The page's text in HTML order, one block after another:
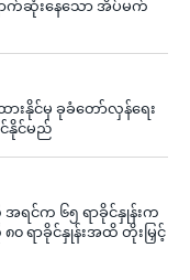
ာက်ဆုံးနေသော အိပ်မက်
းနိုင်မှ ခုခံတော်လှန်ရေး
နိုင်မည်
ရင်က ၆၅ ရာခိုင်နှုန်းက
၀ ရာခိုင်နှုန်းအထိ တိုးမြှင့်